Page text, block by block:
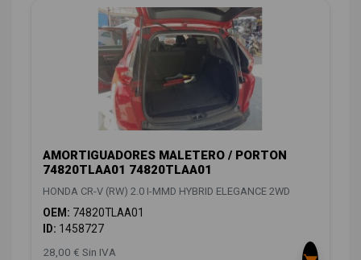
AMORTIGUADORES MALETERO / PORTON
74820TLAA01 74820TLAA01
HONDA CR-V (RW) 2.0 I-MMD HYBRID ELEGANCE 2WD
OEM: 74820TLAA01
ID: 1458727
28,00 € Sin IVA